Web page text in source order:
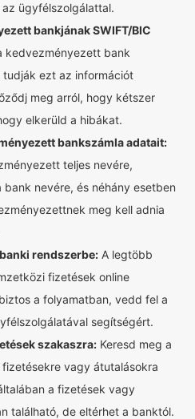
ügyfélszolgálattal.
bankjának SWIFT/BIC
kedvezményezett bank
tudják ezt az információt
meg arról, hogy kétszer
elkerüld a hibákat.
bankszámla adatait:
teljes nevére,
bank nevére, és néhány esetben
meg kell adnia
rendszerbe: A legtöbb
fizetések online
a folyamatban, vedd fel a
segítségért.
szakaszra: Keresd meg a
vagy átutalásokra
a fizetések vagy
található, de eltérhet a banktól.